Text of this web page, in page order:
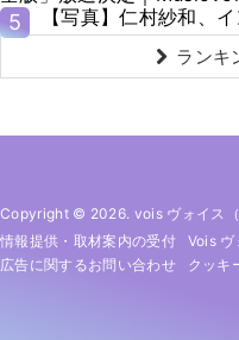
5
【写真】仁村紗和、
ランキ
Copyright © 2026. vois ヴォイス
情報提供・取材案内の受付
Vois
広告に関するお問い合わせ
クッキ